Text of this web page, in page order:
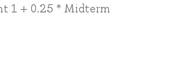
1 + 0.25 * Midterm